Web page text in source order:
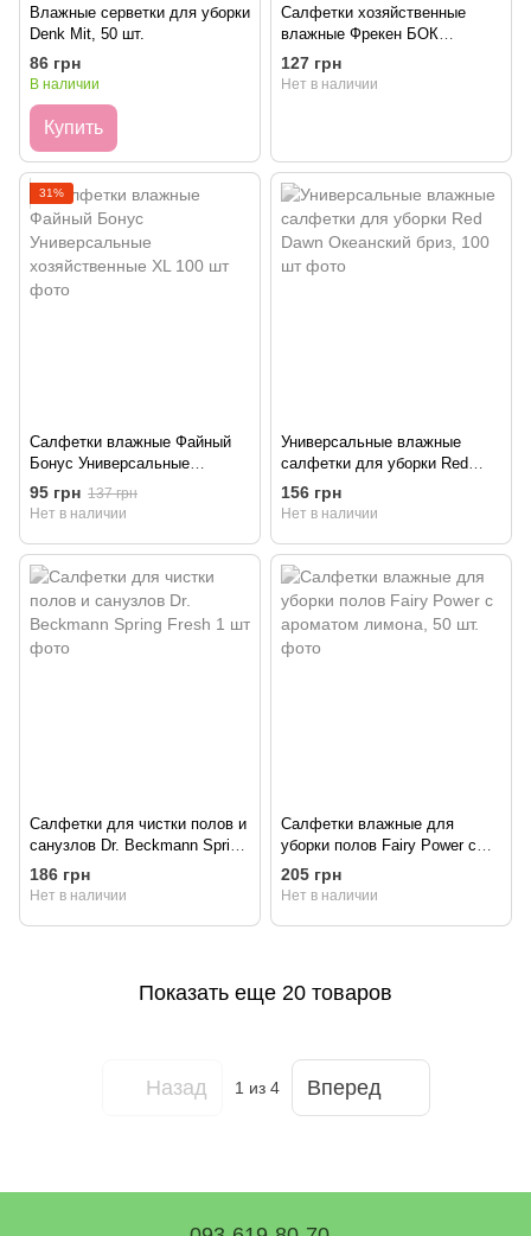
Влажные серветки для уборки
Denk Mit, 50 шт.
86 грн
В наличии
Купить
Салфетки хозяйственные
влажные Фрекен БОК
Универсальные с
антибактериальным
127 грн
Нет в наличии
31%
Салфетки влажные Файный
Бонус Универсальные
хозяйственные XL 100 шт
95 грн 137 грн
Нет в наличии
Универсальные влажные
салфетки для уборки Red
Dawn Океанский бриз, 100 шт
156 грн
Нет в наличии
Салфетки для чистки полов и
санузлов Dr. Beckmann Spring
Fresh 1 шт
186 грн
Нет в наличии
Салфетки влажные для
уборки полов Fairy Power с
ароматом лимона, 50 шт.
205 грн
Нет в наличии
Показать еще 20 товаров
Назад 1 из 4 Вперед